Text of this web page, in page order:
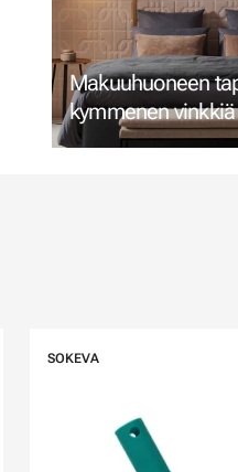
Makuuhuoneen
kymmenen vinkkiä
SOKEVA